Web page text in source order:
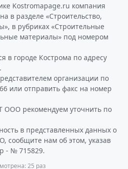
Kostromapage.ru компания
в разделе «Строительство,
в рубриках «Строительные
материалы» под номером
в городе Кострома по адресу
организации по
или отправить факс на номер
рекомендуем уточнить по
в представленных данных о
сообщите нам об этом, указав
- № 715829.
25 раз